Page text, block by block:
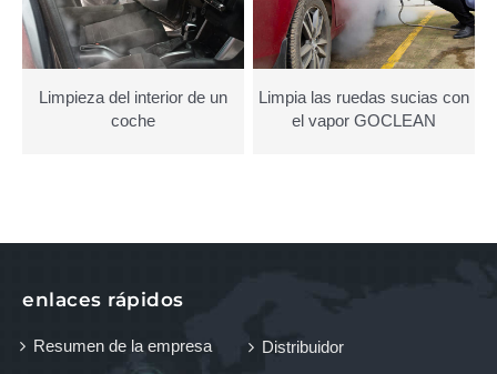
Limpieza del interior de un
coche
Limpia las ruedas sucias con
el vapor GOCLEAN
enlaces rápidos
Resumen de la empresa
Distribuidor